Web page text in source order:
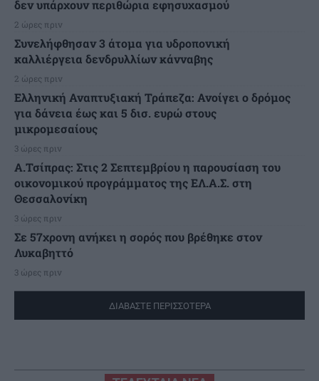
δεν υπάρχουν περιθώρια εφησυχασμού
2 ώρες πριν
Συνελήφθησαν 3 άτομα για υδροπονική
καλλιέργεια δενδρυλλίων κάνναβης
2 ώρες πριν
Ελληνική Αναπτυξιακή Τράπεζα: Ανοίγει ο δρόμος
για δάνεια έως και 5 δισ. ευρώ στους
μικρομεσαίους
3 ώρες πριν
Α.Τσίπρας: Στις 2 Σεπτεμβρίου η παρουσίαση του
οικονομικού προγράμματος της ΕΛ.Α.Σ. στη
Θεσσαλονίκη
3 ώρες πριν
Σε 57χρονη ανήκει η σορός που βρέθηκε στον
Λυκαβηττό
3 ώρες πριν
ΔΙΑΒΑΣΤΕ ΠΕΡΙΣΣΟΤΕΡΑ